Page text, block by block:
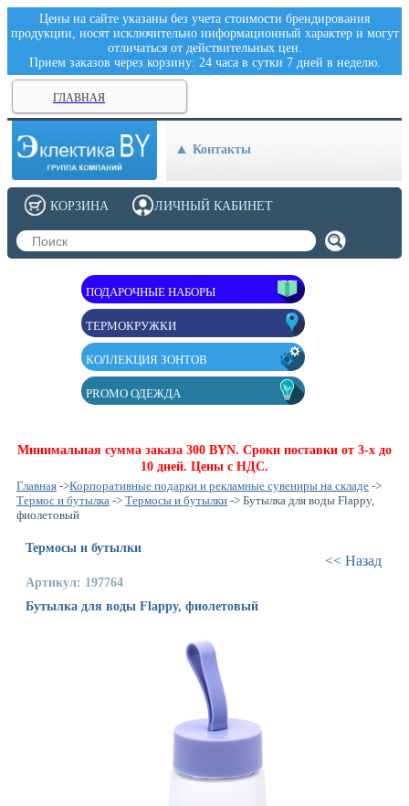
Цены на сайте указаны без учета стоимости брендирования
продукции, носят исключительно информационный характер и могут
отличаться от действительных цен.
Прием заказов через корзину: 24 часа в сутки 7 дней в неделю.
ГЛАВНАЯ
Контакты
ПОДАРОЧНЫЕ НАБОРЫ
ТЕРМОКРУЖКИ
КОЛЛЕКЦИЯ ЗОНТОВ
PROMO ОДЕЖДА
Минимальная сумма заказа 300 BYN. Сроки поставки от 3-х до
10 дней. Цены с НДС.
Главная ->Корпоративные подарки и рекламные сувениры на складе ->
Термос и бутылка -> Термосы и бутылки -> Бутылка для воды Flappy,
фиолетовый
<< Назад
Термосы и бутылки
Артикул: 197764
Бутылка для воды Flappy, фиолетовый
ЛИЧНЫЙ КАБИНЕТ
КОРЗИНА